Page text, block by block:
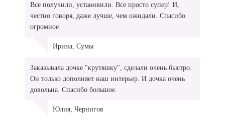
Все получили, установили. Все просто супер! И,
честно говоря, даже лучше, чем ожидали. Спасибо
огромное
Ирина, Сумы
Заказывала дочке "крутяшку", сделали очень быстро.
Он только дополняет наш интерьер. И дочка очень
довольна. Спасибо большое.
Юлия, Чернигов